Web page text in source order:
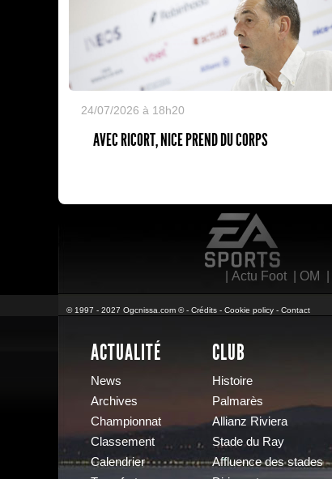
24/07/2026 à 18h20
AVEC RICORT, NICE PREND DU CORPS
Actu Foot| OM
© 1997 - 2027 Ogcnissa.com © - Crédits - Cookie policy - Contact
ACTUALITÉ
News
Archives
Championnat
Classement
Calendrier
CLUB
Histoire
Palmarès
Allianz Riviera
Stade du Ray
Affluence des stades